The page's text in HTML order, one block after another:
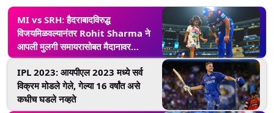
MI vs SRH: हैदराबादविरुद्ध
विजयमिळवल्यानंतर Rohit Sharma ने
आपली मुलगी समायरासोबत मैदानावर
अनुभवला एक मनमोहक क्षण (See Pic)
IPL 2023: आयपीएल 2023 मध्ये सर्व
विक्रम मोडले गेले, गेल्या 16 वर्षांत असे
कधीच घडले नव्हते